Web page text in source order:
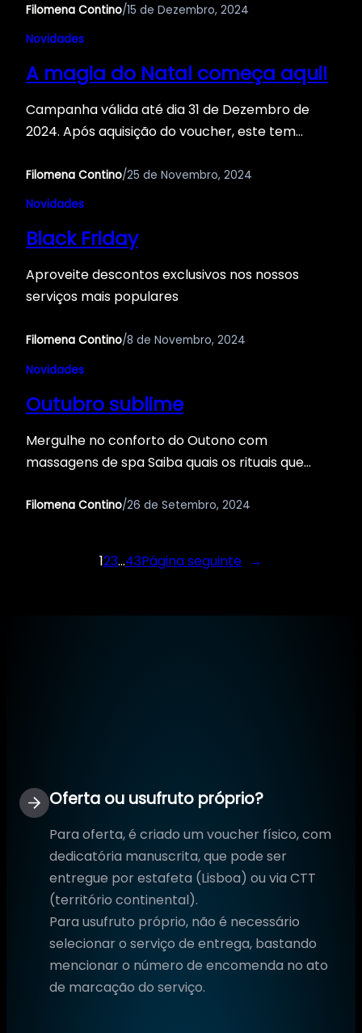
de oferta! Todos os vouchers são digitais e serão
enviados por email.
Filomena Contino/15 de Dezembro, 2024
Novidades
A magia do Natal começa aqui!
Campanha válida até dia 31 de Dezembro de
2024. Após aquisição do voucher, este tem
CTT é gratuito até dia 31 de Dezembro de 2024
Filomena Contino/25 de Novembro, 2024
Novidades
Black Friday
Aproveite descontos exclusivos nos nossos
serviços mais populares
Filomena Contino/8 de Novembro, 2024
Novidades
Outubro sublime
Mergulhe no conforto do Outono com
massagens de spa Saiba quais os rituais que
Condições da promoção: Válida até dia 31 de
de oferta, este tem validade de 3 meses.
Filomena Contino/26 de Setembro, 2024
123…43Página seguinte →
Oferta ou usufruto próprio?
Para oferta, é criado um voucher físico, com
dedicatória manuscrita, que pode ser
entregue por estafeta (Lisboa) ou via CTT
(território continental).
Para usufruto próprio, não é necessário
selecionar o serviço de entrega, bastando
mencionar o número de encomenda no ato
de marcação do serviço.